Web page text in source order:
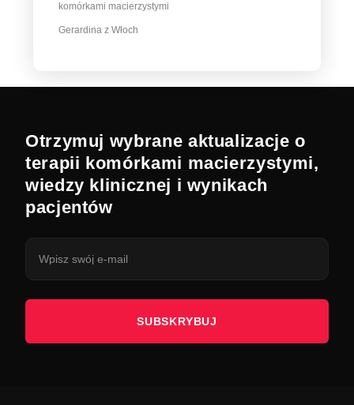
komórkami macierzystymi
Gerardina z Włoch
Otrzymuj wybrane aktualizacje o
terapii komórkami macierzystymi,
wiedzy klinicznej i wynikach
pacjentów
SUBSKRYBUJ